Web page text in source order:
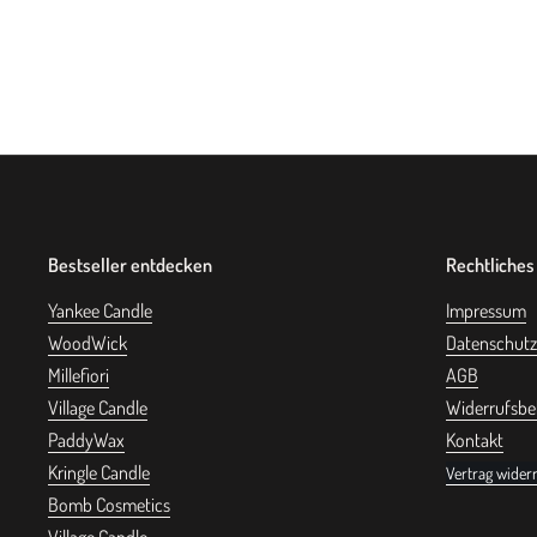
Bestseller entdecken
Yankee Candle
WoodWick
Millefiori
Village Candle
PaddyWax
Kringle Candle
Bomb Cosmetics
Rechtliches
Impressum
AGB
Kontakt
Vertrag